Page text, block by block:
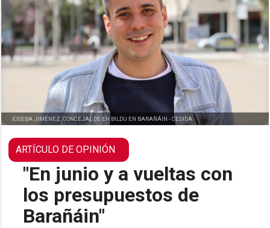
"En junio y a vueltas con
los presupuestos de
Barañáin"
IOSEBA JIMÉNEZ, CONCEJAL DE EH BILDU EN BARAÑÁIN -CEDIDA